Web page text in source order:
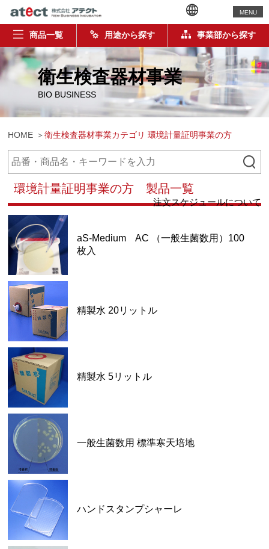
MENU
商品一覧 用途から探す 事業部から探す
衛生検査器材事業
BIO BUSINESS
HOME 衛生検査器材事業カテゴリ 環境計量証明事業の方
環境計量証明事業の方 製品一覧
注文スケジュールについて
aS-Medium AC （一般生菌数用）100
枚入
精製水 20リットル
精製水 5リットル
一般生菌数用 標準寒天培地
ハンドスタンプシャーレ